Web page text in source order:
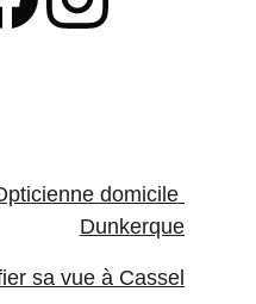
domicile
Dunkerque
sa vue à Cassel